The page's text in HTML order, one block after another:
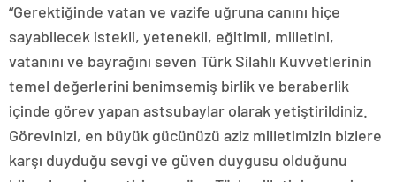
“Gerektiğinde vatan ve vazife uğruna canını hiçe
sayabilecek istekli, yetenekli, eğitimli, milletini,
vatanını ve bayrağını seven Türk Silahlı Kuvvetlerinin
temel değerlerini benimsemiş birlik ve beraberlik
içinde görev yapan astsubaylar olarak yetiştirildiniz.
Görevinizi, en büyük gücünüzü aziz milletimizin bizlere
karşı duyduğu sevgi ve güven duygusu olduğunu